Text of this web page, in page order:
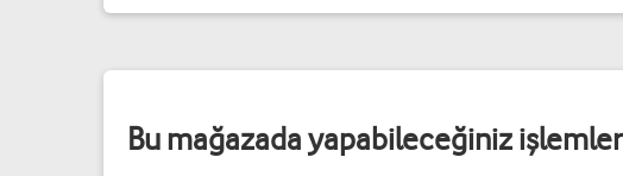
Bu mağazada yapabileceğiniz işlemler